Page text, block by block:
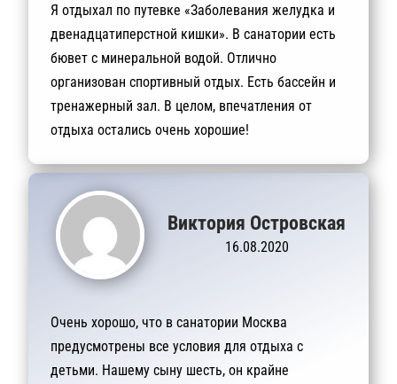
Я отдыхал по путевке «Заболевания желудка и
двенадцатиперстной кишки». В санатории есть
бювет с минеральной водой. Отлично
организован спортивный отдых. Есть бассейн и
тренажерный зал. В целом, впечатления от
отдыха остались очень хорошие!
Виктория Островская
16.08.2020
Очень хорошо, что в санатории Москва
предусмотрены все условия для отдыха с
детьми. Нашему сыну шесть, он крайне